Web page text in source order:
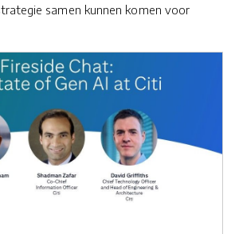
samen kunnen komen voor